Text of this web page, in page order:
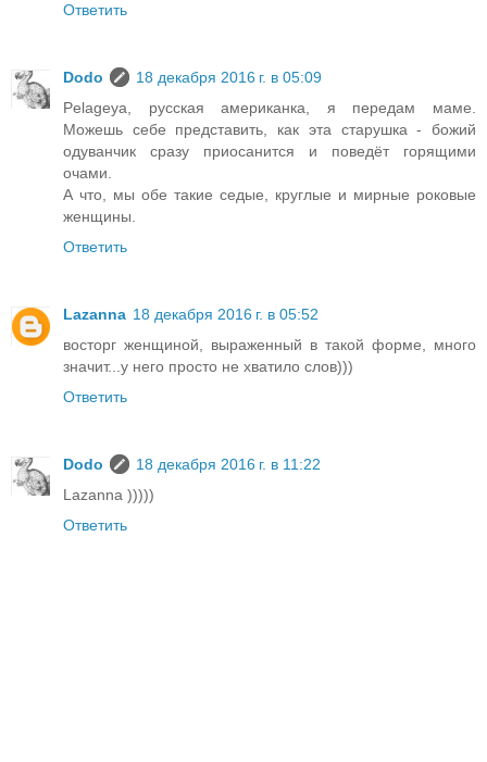
Ответить
Dodo
18 декабря 2016 г. в 05:09
Pelageya, русская американка, я передам маме.
Можешь себе представить, как эта старушка - божий
одуванчик сразу приосанится и поведёт горящими
очами.
А что, мы обе такие седые, круглые и мирные роковые
женщины.
Ответить
Lazanna 18 декабря 2016 г. в 05:52
восторг женщиной, выраженный в такой форме, много
значит...у него просто не хватило слов)))
Ответить
Dodo
18 декабря 2016 г. в 11:22
Lazanna )))))
Ответить